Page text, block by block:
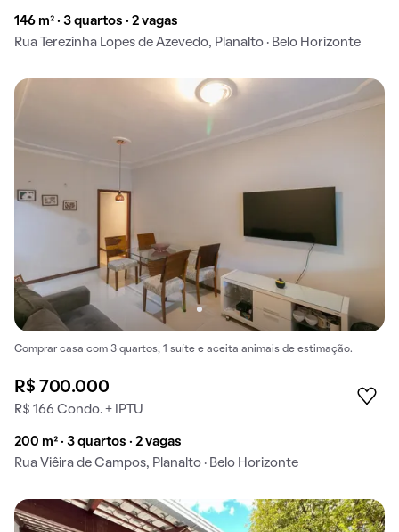
146 m² · 3 quartos · 2 vagas
Rua Terezinha Lopes de Azevedo, Planalto · Belo Horizonte
Comprar casa com 3 quartos, 1 suíte e aceita animais de estimação.
R$ 700.000
R$ 166 Condo. + IPTU
200 m² · 3 quartos · 2 vagas
Rua Viêira de Campos, Planalto · Belo Horizonte